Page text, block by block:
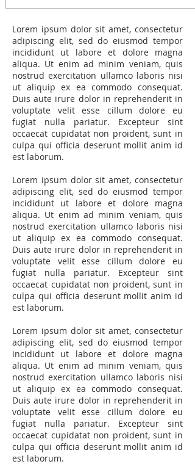
Lorem ipsum dolor sit amet, consectetur
adipiscing elit, sed do eiusmod tempor
incididunt ut labore et dolore magna
aliqua. Ut enim ad minim veniam, quis
nostrud exercitation ullamco laboris nisi
ut aliquip ex ea commodo consequat.
Duis aute irure dolor in reprehenderit in
voluptate velit esse cillum dolore eu
fugiat nulla pariatur. Excepteur sint
occaecat cupidatat non proident, sunt in
culpa qui officia deserunt mollit anim id
est laborum.
Lorem ipsum dolor sit amet, consectetur
adipiscing elit, sed do eiusmod tempor
incididunt ut labore et dolore magna
aliqua. Ut enim ad minim veniam, quis
nostrud exercitation ullamco laboris nisi
ut aliquip ex ea commodo consequat.
Duis aute irure dolor in reprehenderit in
voluptate velit esse cillum dolore eu
fugiat nulla pariatur. Excepteur sint
occaecat cupidatat non proident, sunt in
culpa qui officia deserunt mollit anim id
est laborum.
Lorem ipsum dolor sit amet, consectetur
adipiscing elit, sed do eiusmod tempor
incididunt ut labore et dolore magna
aliqua. Ut enim ad minim veniam, quis
nostrud exercitation ullamco laboris nisi
ut aliquip ex ea commodo consequat.
Duis aute irure dolor in reprehenderit in
voluptate velit esse cillum dolore eu
fugiat nulla pariatur. Excepteur sint
occaecat cupidatat non proident, sunt in
culpa qui officia deserunt mollit anim id
est laborum.